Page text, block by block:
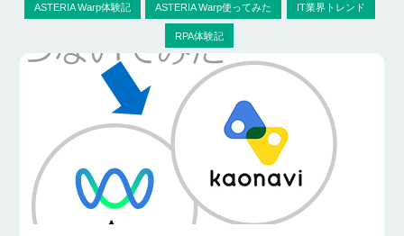
ASTERIA Warp体験記 ASTERIA Warp使ってみた IT業界トレンド
RPA体験記